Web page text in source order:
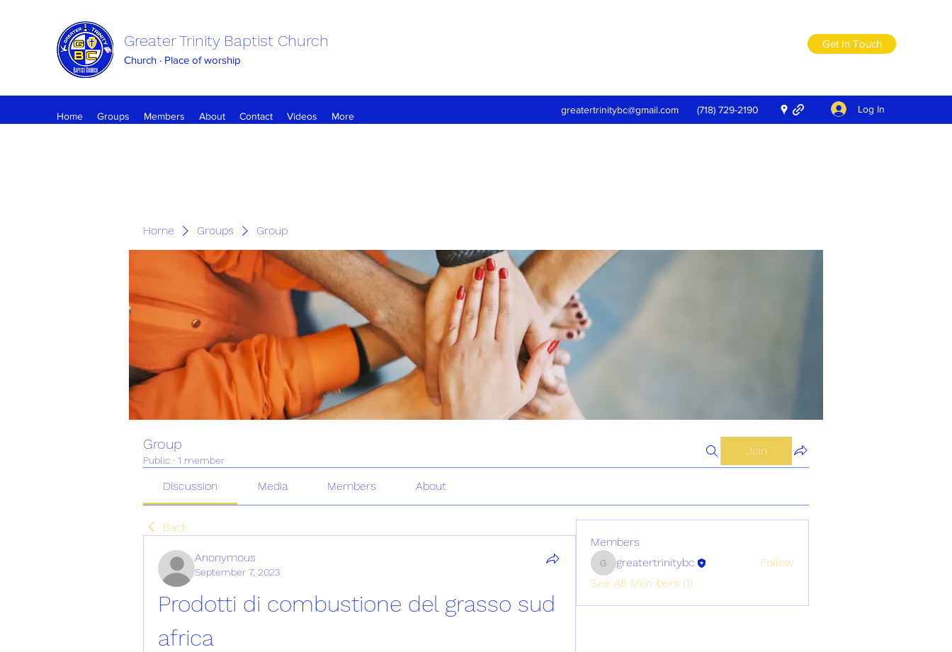
Greater Trinity Baptist Church
Church · Place of worship
Get In Touch
Home Groups Members About Contact Videos More
greatertrinitybc@gmail.com (718) 729-2190 Log In
Home Groups Group
Group
Public · 1 member
Join
Discussion Media Members About
Back
Anonymous
September 7, 2023
Prodotti di combustione del grasso sud
africa
Members
greatertrinitybc
greatertrinitybc
Follow
See All Members (1)